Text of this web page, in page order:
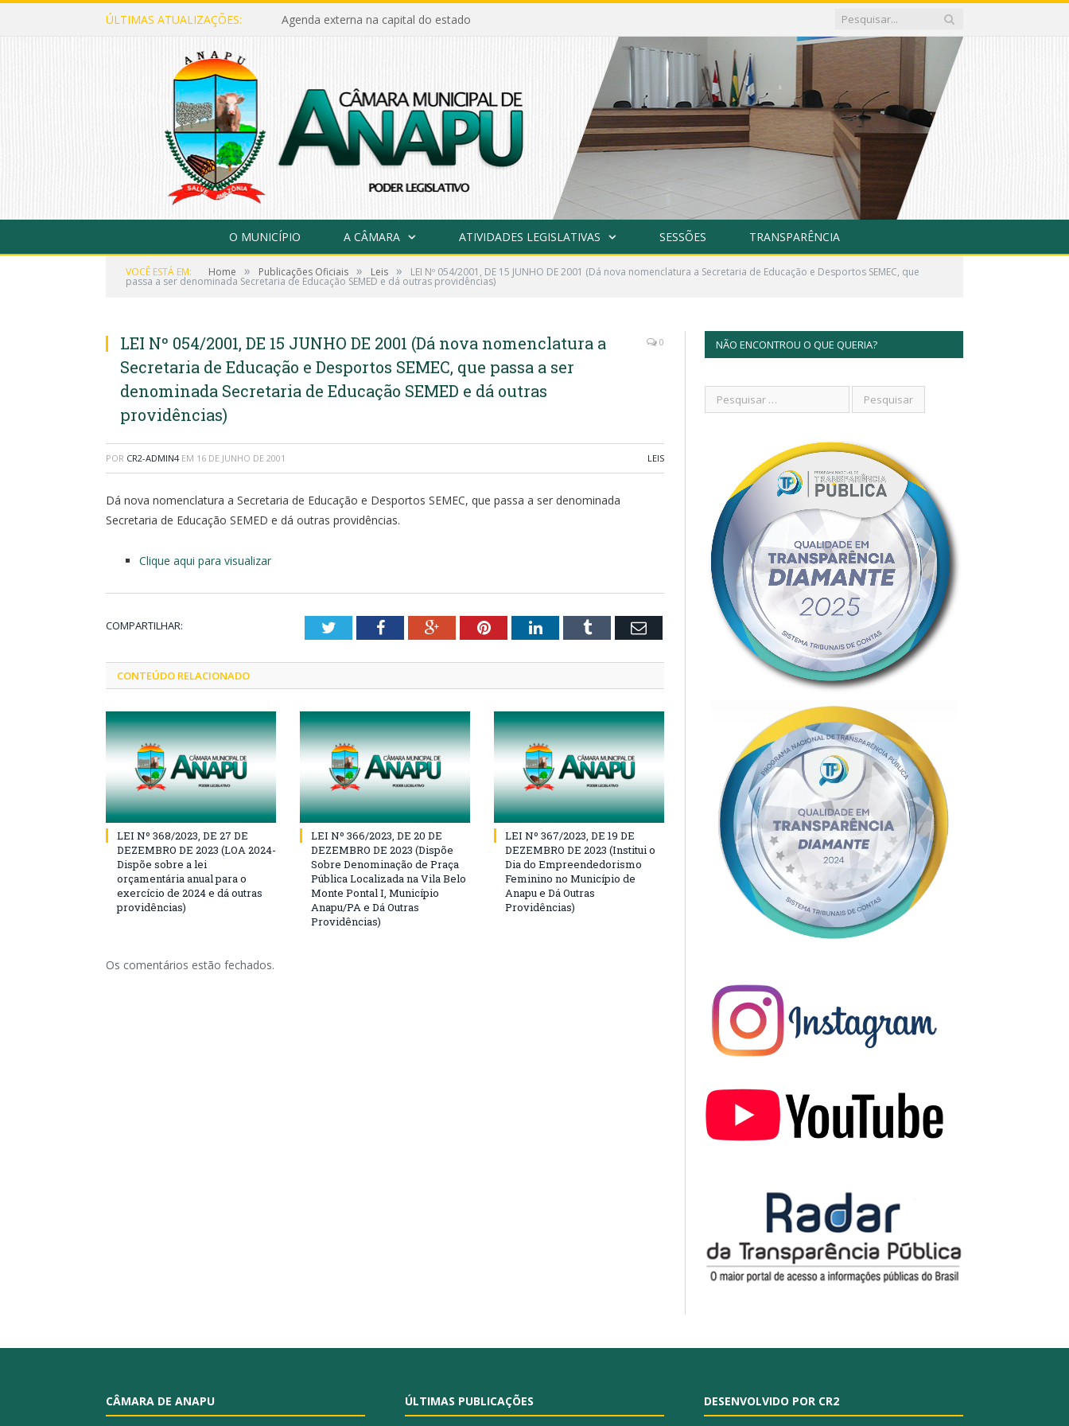
ÚLTIMAS ATUALIZAÇÕES: Agenda externa na capital do estado
O MUNICÍPIO A CÂMARA ATIVIDADES LEGISLATIVAS SESSÕES TRANSPARÊNCIA
VOCÊ ESTÁ EM: Home » Publicações Oficiais » Leis » LEI Nº 054/2001, DE 15 JUNHO DE 2001 (Dá nova nomenclatura a Secretaria de Educação e Desportos SEMEC, que
passa a ser denominada Secretaria de Educação SEMED e dá outras providências)
LEI Nº 054/2001, DE 15 JUNHO DE 2001 (Dá nova nomenclatura a
Secretaria de Educação e Desportos SEMEC, que passa a ser
denominada Secretaria de Educação SEMED e dá outras
providências)
0
POR CR2-ADMIN4 EM 16 DE JUNHO DE 2001 LEIS
Dá nova nomenclatura a Secretaria de Educação e Desportos SEMEC, que passa a ser denominada
Secretaria de Educação SEMED e dá outras providências.
Clique aqui para visualizar
COMPARTILHAR: TwitterFacebookGoogle+PinterestLinkedInTumblr Email
CONTEÚDO RELACIONADO
LEI Nº 368/2023, DE 27 DE
DEZEMBRO DE 2023 (LOA 2024-
Dispõe sobre a lei
orçamentária anual para o
exercício de 2024 e dá outras
providências)
LEI Nº 366/2023, DE 20 DE
DEZEMBRO DE 2023 (Dispõe
Sobre Denominação de Praça
Pública Localizada na Vila Belo
Monte Pontal I, Município
Anapu/PA e Dá Outras
Providências)
LEI Nº 367/2023, DE 19 DE
DEZEMBRO DE 2023 (Institui o
Dia do Empreendedorismo
Feminino no Município de
Anapu e Dá Outras
Providências)
Os comentários estão fechados.
NÃO ENCONTROU O QUE QUERIA?
CÂMARA DE ANAPU ÚLTIMAS PUBLICAÇÕES DESENVOLVIDO POR CR2